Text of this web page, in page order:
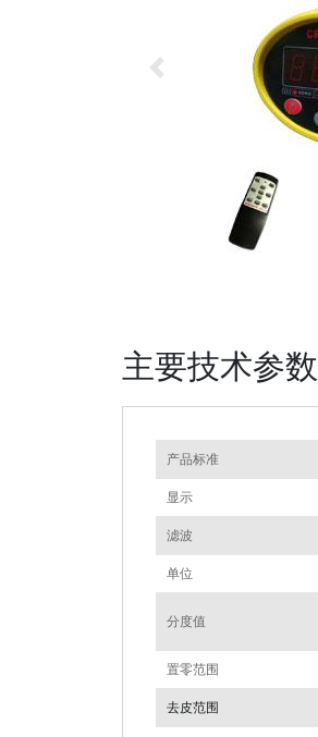
主要技术参数
产品标准
显示
滤波
单位
分度值
置零范围
去皮范围